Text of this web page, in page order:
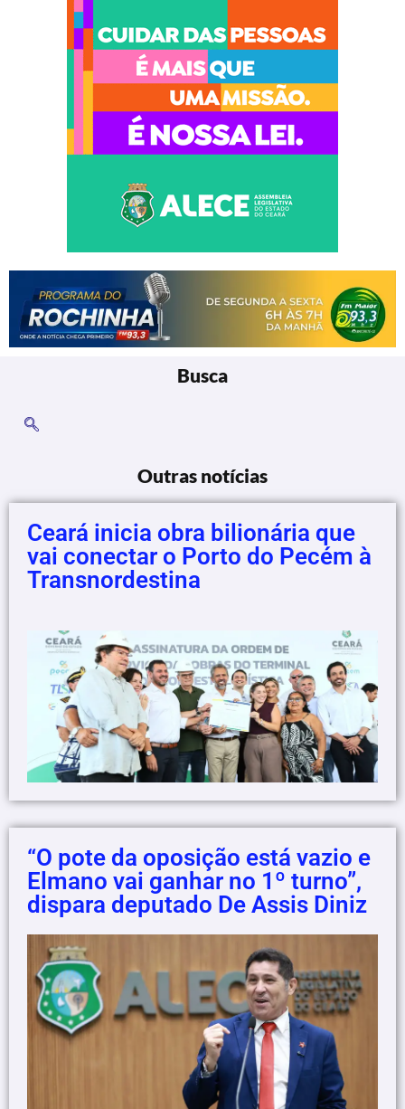
Busca
Outras notícias
Ceará inicia obra bilionária que
vai conectar o Porto do Pecém à
Transnordestina
“O pote da oposição está vazio e
Elmano vai ganhar no 1º turno”,
dispara deputado De Assis Diniz